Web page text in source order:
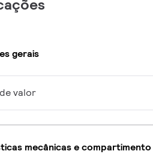
gerais
valor
mecânicas e compartimento